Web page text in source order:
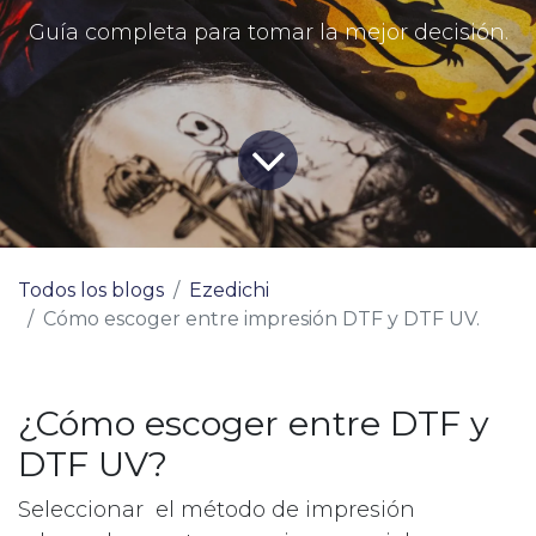
Guía completa para tomar la mejor decisión.
Todos los blogs
Ezedichi
Cómo escoger entre impresión DTF y DTF UV.
¿Cómo escoger entre DTF y
DTF UV?
Seleccionar el método de impresión